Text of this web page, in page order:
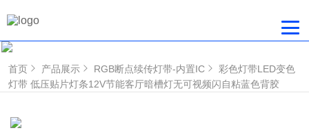
首页 产品展示 RGB断点续传灯带-内置IC
彩色灯带LED变色
灯带 低压贴片灯条12V节能客厅暗槽灯无可视频闪自粘蓝色背胶